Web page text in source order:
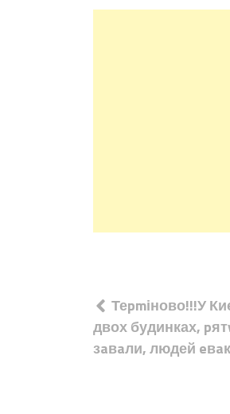
Навігація
записів
Теpmіново!!!У
двох будинках,
зaвaли, людей